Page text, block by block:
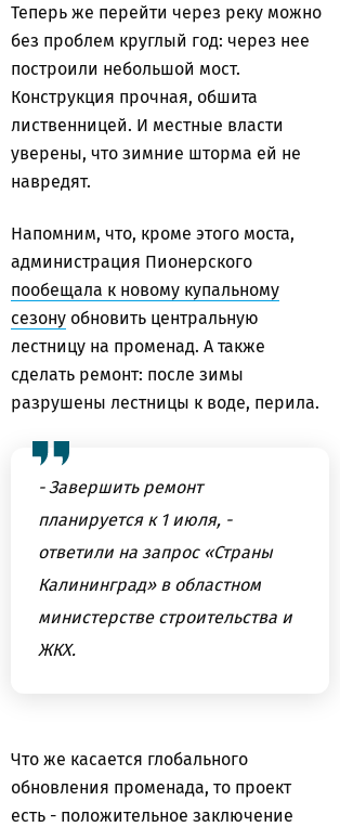
Теперь же перейти через реку можно
без проблем круглый год: через нее
построили небольшой мост.
Конструкция прочная, обшита
лиственницей. И местные власти
уверены, что зимние шторма ей не
навредят.
Напомним, что, кроме этого моста,
администрация Пионерского
пообещала к новому купальному
сезону обновить центральную
лестницу на променад. А также
сделать ремонт: после зимы
разрушены лестницы к воде, перила.
- Завершить ремонт
планируется к 1 июля, -
ответили на запрос «Страны
Калининград» в областном
министерстве строительства и
ЖКХ.
Что же касается глобального
обновления променада, то проект
есть - положительное заключение